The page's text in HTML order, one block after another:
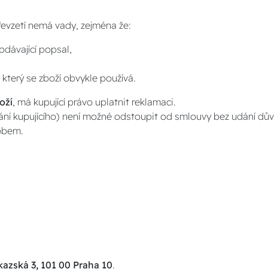
nemá vady, zejména že:
popsal,
se zboží obvykle používá.
, má kupující právo uplatnit reklamaci.
kupujícího) není možné odstoupit od smlouvy bez udání
3, 101 00 Praha 10.